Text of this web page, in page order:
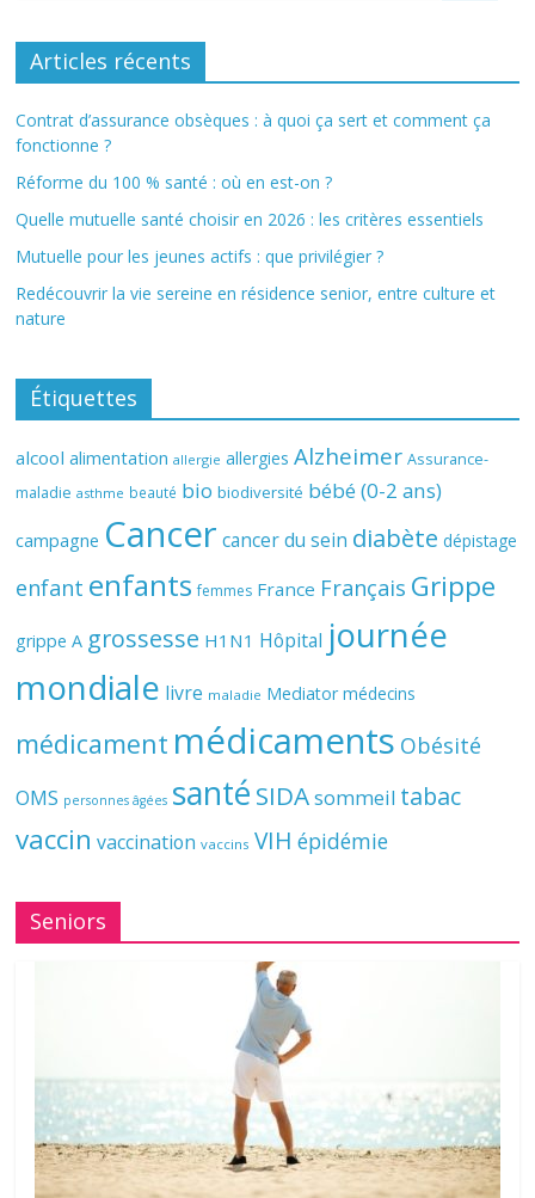
Articles récents
Contrat d’assurance obsèques : à quoi ça sert et comment ça
fonctionne ?
Réforme du 100 % santé : où en est-on ?
Quelle mutuelle santé choisir en 2026 : les critères essentiels
Mutuelle pour les jeunes actifs : que privilégier ?
Redécouvrir la vie sereine en résidence senior, entre culture et
nature
Étiquettes
alcool alimentation allergie allergies Alzheimer Assurance-
maladie asthme beauté bio biodiversité bébé (0-2 ans)
campagne Cancer cancer du sein diabète dépistage
enfant enfants femmes France Français Grippe
grippe A grossesse H1N1 Hôpital journée
mondiale livre maladie Mediator médecins
médicament médicaments Obésité
OMS personnes âgées santé SIDAsommeil tabac
vaccin vaccination vaccins VIH épidémie
Seniors